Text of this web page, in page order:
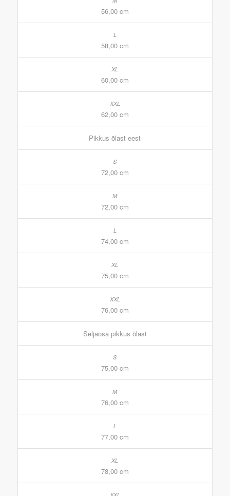
56,00 cm
58,00 cm
60,00 cm
62,00 cm
Pikkus õlast eest
72,00 cm
72,00 cm
74,00 cm
75,00 cm
76,00 cm
Seljaosa pikkus õlast
75,00 cm
76,00 cm
77,00 cm
78,00 cm